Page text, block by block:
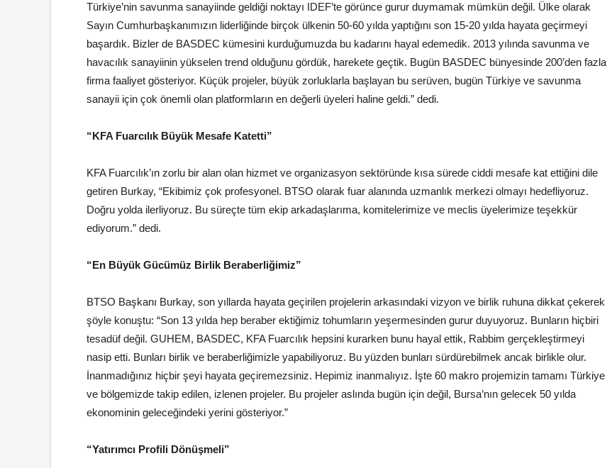
Türkiye’nin savunma sanayiinde geldiği noktayı IDEF’te görünce gurur duymamak mümkün değil. Ülke olarak
Sayın Cumhurbaşkanımızın liderliğinde birçok ülkenin 50-60 yılda yaptığını son 15-20 yılda hayata geçirmeyi
başardık. Bizler de BASDEC kümesini kurduğumuzda bu kadarını hayal edemedik. 2013 yılında savunma ve
havacılık sanayiinin yükselen trend olduğunu gördük, harekete geçtik. Bugün BASDEC bünyesinde 200’den fazla
firma faaliyet gösteriyor. Küçük projeler, büyük zorluklarla başlayan bu serüven, bugün Türkiye ve savunma
sanayii için çok önemli olan platformların en değerli üyeleri haline geldi.” dedi.
“KFA Fuarcılık Büyük Mesafe Katetti”
KFA Fuarcılık’ın zorlu bir alan olan hizmet ve organizasyon sektöründe kısa sürede ciddi mesafe kat ettiğini dile
getiren Burkay, “Ekibimiz çok profesyonel. BTSO olarak fuar alanında uzmanlık merkezi olmayı hedefliyoruz.
Doğru yolda ilerliyoruz. Bu süreçte tüm ekip arkadaşlarıma, komitelerimize ve meclis üyelerimize teşekkür
ediyorum.” dedi.
“En Büyük Gücümüz Birlik Beraberliğimiz”
BTSO Başkanı Burkay, son yıllarda hayata geçirilen projelerin arkasındaki vizyon ve birlik ruhuna dikkat çekerek
şöyle konuştu: “Son 13 yılda hep beraber ektiğimiz tohumların yeşermesinden gurur duyuyoruz. Bunların hiçbiri
tesadüf değil. GUHEM, BASDEC, KFA Fuarcılık hepsini kurarken bunu hayal ettik, Rabbim gerçekleştirmeyi
nasip etti. Bunları birlik ve beraberliğimizle yapabiliyoruz. Bu yüzden bunları sürdürebilmek ancak birlikle olur.
İnanmadığınız hiçbir şeyi hayata geçiremezsiniz. Hepimiz inanmalıyız. İşte 60 makro projemizin tamamı Türkiye
ve bölgemizde takip edilen, izlenen projeler. Bu projeler aslında bugün için değil, Bursa’nın gelecek 50 yılda
ekonominin geleceğindeki yerini gösteriyor.”
“Yatırımcı Profili Dönüşmeli”